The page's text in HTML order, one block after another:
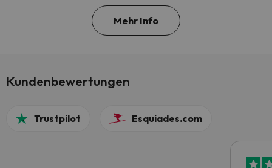
Mehr Info
Kundenbewertungen
Trustpilot Esquiades.com